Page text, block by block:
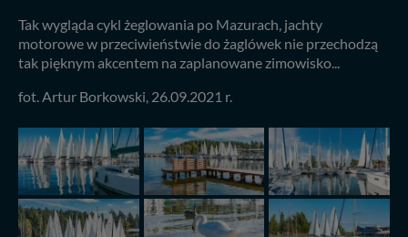
Tak wygląda cykl żeglowania po Mazurach, jachty
motorowe w przeciwieństwie do żaglówek nie przechodzą
tak pięknym akcentem na zaplanowane zimowisko...
fot. Artur Borkowski, 26.09.2021 r.